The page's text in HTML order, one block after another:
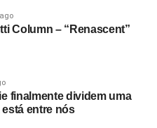
Column – “Renascent”
finalmente dividem uma
está entre nós